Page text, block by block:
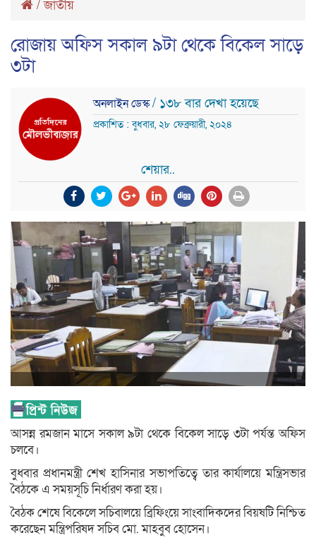
/জাতীয়
রোজায় অফিস সকাল ৯টা থেকে বিকেল সাড়ে
৩টা
অনলাইন ডেস্ক/ ১৩৮ বার দেখা হয়েছে
প্রকাশিত : বুধবার, ২৮ ফেব্রুয়ারী, ২০২৪
শেয়ার..
আসন্ন রমজান মাসে সকাল ৯টা থেকে বিকেল সাড়ে ৩টা পর্যন্ত অফিস
চলবে।
বুধবার প্রধানমন্ত্রী শেখ হাসিনার সভাপতিত্বে তার কার্যালয়ে মন্ত্রিসভার
বৈঠকে এ সময়সূচি নির্ধারণ করা হয়।
বৈঠক শেষে বিকেলে সচিবালয়ে ব্রিফিংয়ে সাংবাদিকদের বিয়ষটি নিশ্চিত
করেছেন মন্ত্রিপরিষদ সচিব মো. মাহবুব হোসেন।